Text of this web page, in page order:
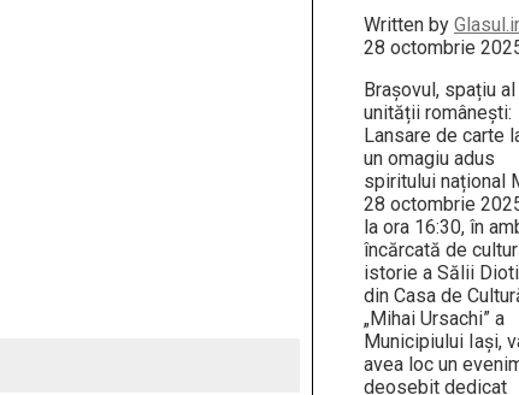
Written by
28 octombrie
Brașovul, spațiu al
unității românești:
Lansare de carte
un omagiu adus
spiritului național
28 octombrie
la ora 16:30, în
încărcată de
istorie a Sălii
din Casa de
„Mihai Ursachi” a
Municipiului Iași,
avea loc un
deosebit dedicat